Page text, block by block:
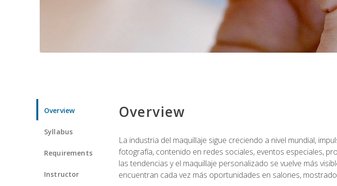
Overview
Syllabus
Requirements
Instructor
Overview
La industria del maquillaje sigue creciendo a nivel mundial,
fotografía, contenido en redes sociales, eventos especiales,
las tendencias y el maquillaje personalizado se vuelve más
encuentran cada vez más oportunidades en salones,